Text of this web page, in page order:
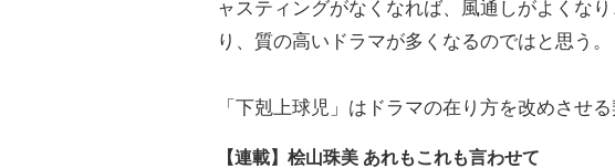
ャスティングがなくなれば、風通しがよくな
り、質の高いドラマが多くなるのではと思う。
「下剋上球児」はドラマの在り方を改めさせ
【連載】桧山珠美 あれもこれも言わせて